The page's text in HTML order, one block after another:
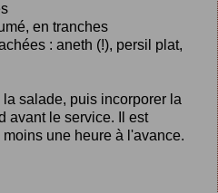
en tranches
: aneth (!), persil plat,
salade, puis incorporer la
avant le service. Il est
une heure à l'avance.